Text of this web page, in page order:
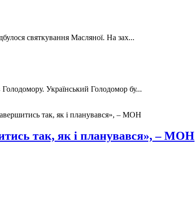
святкування Масляної. На зах...
Український Голодомор бу...
так, як і планувався», – МОН
так, як і планувався», – МОН